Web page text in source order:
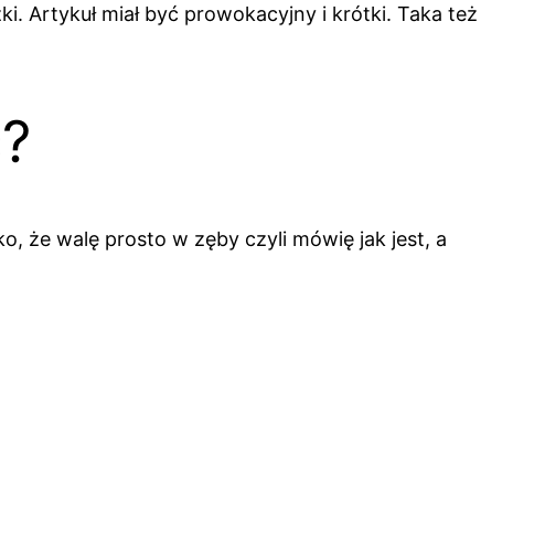
Artykuł miał być prowokacyjny i krótki. Taka też
że walę prosto w zęby czyli mówię jak jest, a